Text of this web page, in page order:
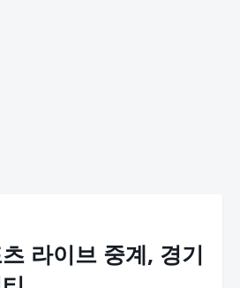
라이브 중계, 경기